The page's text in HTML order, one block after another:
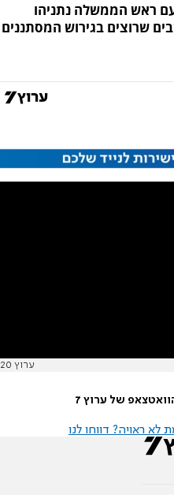
ראש הממשלה נתניהו
שרוצים בגירוש המסתננים
ערוץ 20
של ערוץ 7
ראויה? דווחו לנו